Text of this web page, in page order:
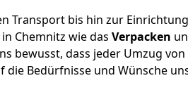
Transport bis hin zur
Chemnitz wie das Verpacken
bewusst, dass jeder Umzug
die Bedürfnisse und Wünsche